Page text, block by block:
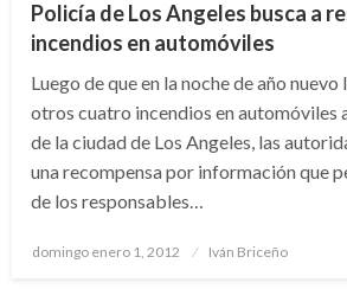
Policía de Los Angeles busca a
incendios en automóviles
Luego de que en la noche de año
otros cuatro incendios en automóviles
de la ciudad de Los Angeles, las
una recompensa por información que
de los responsables…
Publicado
domingo enero 1, 2012 Iván Briceño